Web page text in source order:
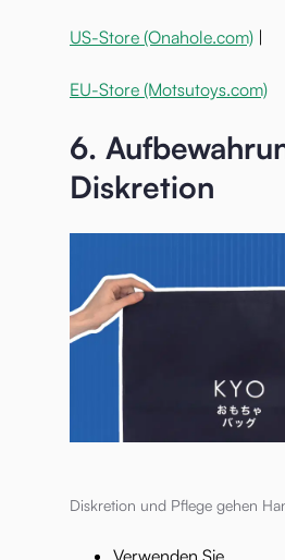
US-Store (Onahole.com) |
EU-Store (Motsutoys.com)
6.
Diskretion
Diskretion und Pflege gehen
Verwenden Sie